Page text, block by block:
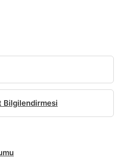
Bilgilendirmesi